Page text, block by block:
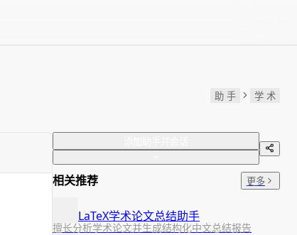
助 手 学 术
相关推荐 更多
LaTeX学术论文总结助手
擅长分析学术论文并生成结构化中文总结报告